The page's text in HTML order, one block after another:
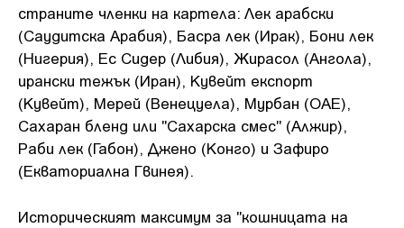
страните членки на картела: Лек арабски
(Саудитска Арабия), Басра лек (Ирак), Бони лек
(Нигерия), Ес Сидер (Либия), Жирасол (Ангола),
ирански тежък (Иран), Кувейт експорт
(Кувейт), Мерей (Венецуела), Мурбан (ОАЕ),
Сахаран бленд или "Сахарска смес" (Алжир),
Раби лек (Габон), Джено (Конго) и Зафиро
(Екваториална Гвинея).
Историческият максимум за "кошницата на